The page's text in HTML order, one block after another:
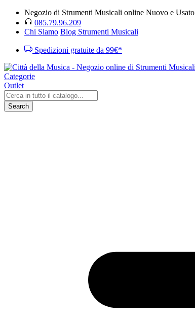
Negozio di Strumenti Musicali online Nuovo e Usato
085.79.96.209
Chi Siamo Blog Strumenti Musicali
Spedizioni gratuite da 99€*
Categorie
Outlet
Search